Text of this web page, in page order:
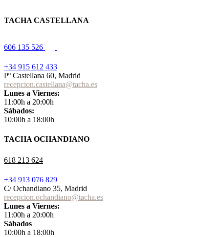
TACHA CASTELLANA
606 135 526
+34 915 612 433
Pº Castellana 60, Madrid
recepcion.castellana@tacha.es
Lunes a Viernes:
11:00h a 20:00h
Sábados:
10:00h a 18:00h
TACHA OCHANDIANO
618 213 624
+34 913 076 829
C/ Ochandiano 35, Madrid
recepcion.ochandiano@tacha.es
Lunes a Viernes:
11:00h a 20:00h
Sábados
10:00h a 18:00h